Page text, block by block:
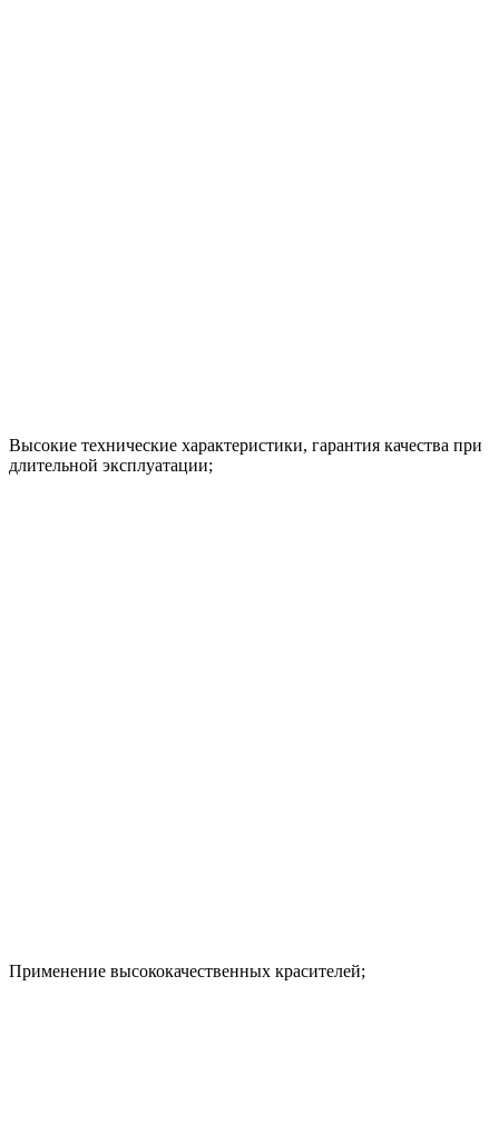
Высокие технические характеристики, гарантия качества при
длительной эксплуатации;
Применение высококачественных красителей;